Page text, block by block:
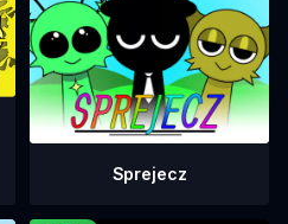
Sprejecz